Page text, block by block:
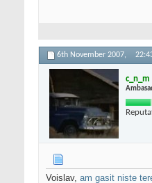
6th November 2007,
c_n_m
Voislav, am gasit niste